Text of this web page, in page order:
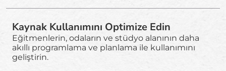
Kaynak Kullanımını Optimize Edin
Eğitmenlerin, odaların ve stüdyo alanının daha
akıllı programlama ve planlama ile kullanımını
geliştirin.